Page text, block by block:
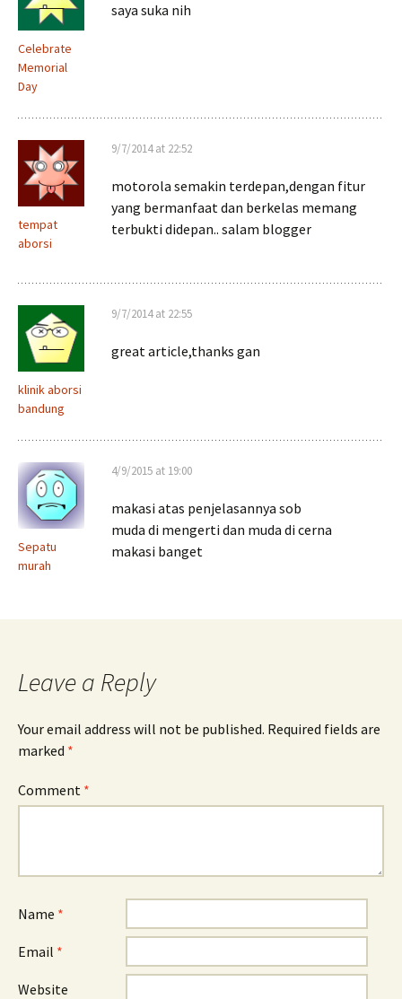
Celebrate
Memorial
Day
saya suka nih
tempat
aborsi
9/7/2014 at 22:52
motorola semakin terdepan,dengan fitur
yang bermanfaat dan berkelas memang
terbukti didepan.. salam blogger
klinik aborsi
bandung
9/7/2014 at 22:55
great article,thanks gan
Sepatu
murah
4/9/2015 at 19:00
makasi atas penjelasannya sob
muda di mengerti dan muda di cerna
makasi banget
Leave a Reply
Your email address will not be published. Required fields are
marked *
Comment *
Name *
Email *
Website